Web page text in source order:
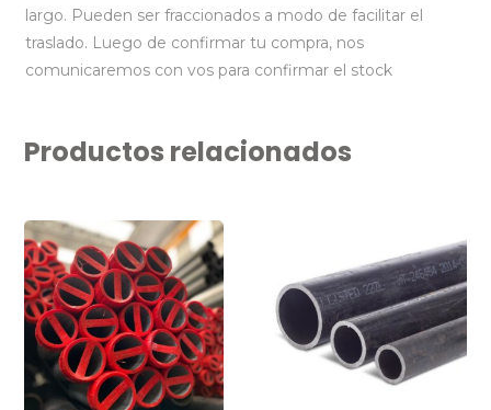
largo. Pueden ser fraccionados a modo de facilitar el
traslado. Luego de confirmar tu compra, nos
comunicaremos con vos para confirmar el stock
Productos relacionados